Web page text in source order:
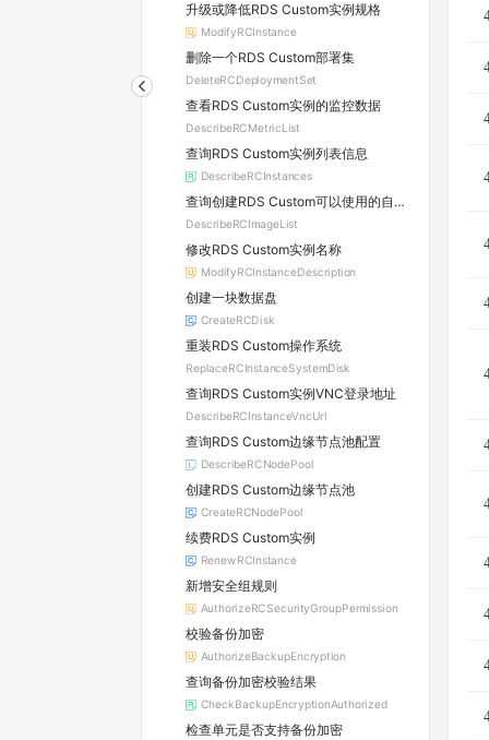
升级或降低RDS Custom实例规格
ModifyRCInstance
删除一个RDS Custom部署集
DeleteRCDeploymentSet
查看RDS Custom实例的监控数据
DescribeRCMetricList
查询RDS Custom实例列表信息
DescribeRCInstances
查询创建RDS Custom可以使用的自定义镜像列表
DescribeRCImageList
修改RDS Custom实例名称
ModifyRCInstanceDescription
创建一块数据盘
CreateRCDisk
重装RDS Custom操作系统
ReplaceRCInstanceSystemDisk
查询RDS Custom实例VNC登录地址
DescribeRCInstanceVncUrl
查询RDS Custom边缘节点池配置
DescribeRCNodePool
创建RDS Custom边缘节点池
CreateRCNodePool
续费RDS Custom实例
RenewRCInstance
新增安全组规则
AuthorizeRCSecurityGroupPermission
校验备份加密
AuthorizeBackupEncryption
查询备份加密校验结果
CheckBackupEncryptionAuthorized
检查单元是否支持备份加密